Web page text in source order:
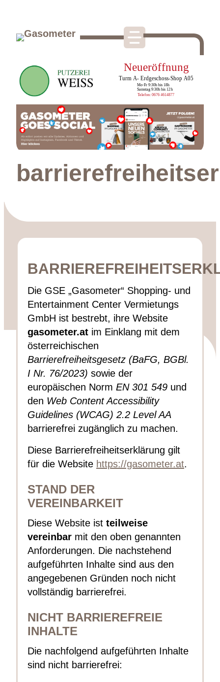
1,5 stunden gratis parken im
Gasometer A und C
paketdienst
Die GSE „Gasometer“ Shopping- und
Entertainment Center Vermietungs
GmbH ist bestrebt, ihre Website
gasometer.at im Einklang mit dem
österreichischen
Barrierefreiheitsgesetz (BaFG, BGBl.
I Nr. 76/2023) sowie der
europäischen Norm EN 301 549 und
den Web Content Accessibility
Guidelines (WCAG) 2.2 Level AA
barrierefrei zugänglich zu machen.
Diese Barrierefreiheitserklärung gilt
für die Website https://gasometer.at.
STAND DER
VEREINBARKEIT
Diese Website ist teilweise
vereinbar mit den oben genannten
Anforderungen. Die nachstehend
aufgeführten Inhalte sind aus den
angegebenen Gründen noch nicht
vollständig barrierefrei.
NICHT BARRIEREFREIE
INHALTE
Die nachfolgend aufgeführten Inhalte
sind nicht barrierefrei: